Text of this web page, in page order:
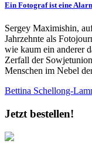
Ein Fotograf ist eine
Sergey Maximishin,
Jahrzehnte als
wie kaum ein anderer
Zerfall der
Menschen im Nebel
Bettina Schellong-
Jetzt bestellen!